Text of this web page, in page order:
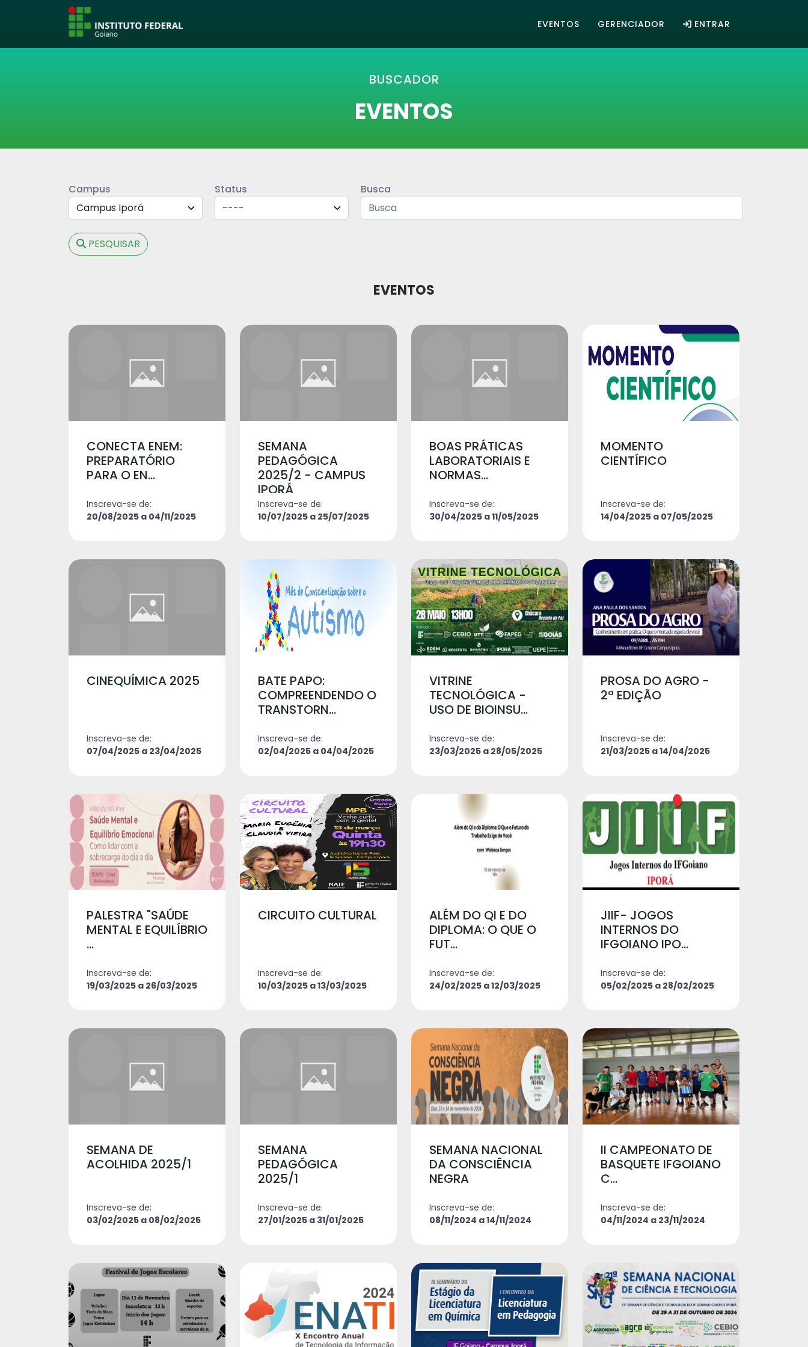
EVENTOS GERENCIADOR ENTRAR
BUSCADOR
EVENTOS
Campus Status Busca
PESQUISAR
EVENTOS
CONECTA ENEM:
PREPARATÓRIO
PARA O EN...
Inscreva-se de:
20/08/2025 a 04/11/2025
SEMANA
PEDAGÓGICA
2025/2 - CAMPUS
IPORÁ
Inscreva-se de:
10/07/2025 a 25/07/2025
BOAS PRÁTICAS
LABORATORIAIS E
NORMAS...
Inscreva-se de:
30/04/2025 a 11/05/2025
MOMENTO
CIENTÍFICO
Inscreva-se de:
14/04/2025 a 07/05/2025
CINEQUÍMICA 2025
Inscreva-se de:
07/04/2025 a 23/04/2025
BATE PAPO:
COMPREENDENDO O
TRANSTORN...
Inscreva-se de:
02/04/2025 a 04/04/2025
VITRINE
TECNOLÓGICA -
USO DE BIOINSU...
Inscreva-se de:
23/03/2025 a 28/05/2025
PROSA DO AGRO -
2ª EDIÇÃO
Inscreva-se de:
21/03/2025 a 14/04/2025
PALESTRA "SAÚDE
MENTAL E EQUILÍBRIO
...
Inscreva-se de:
19/03/2025 a 26/03/2025
CIRCUITO CULTURAL
Inscreva-se de:
10/03/2025 a 13/03/2025
ALÉM DO QI E DO
DIPLOMA: O QUE O
FUT...
Inscreva-se de:
24/02/2025 a 12/03/2025
JIIF- JOGOS
INTERNOS DO
IFGOIANO IPO...
Inscreva-se de:
05/02/2025 a 28/02/2025
SEMANA DE
ACOLHIDA 2025/1
Inscreva-se de:
03/02/2025 a 08/02/2025
SEMANA
PEDAGÓGICA
2025/1
Inscreva-se de:
27/01/2025 a 31/01/2025
SEMANA NACIONAL
DA CONSCIÊNCIA
NEGRA
Inscreva-se de:
08/11/2024 a 14/11/2024
II CAMPEONATO DE
BASQUETE IFGOIANO
C...
Inscreva-se de:
04/11/2024 a 23/11/2024